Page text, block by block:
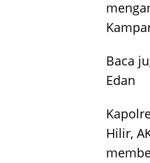
Baca
Edan
Hilir,